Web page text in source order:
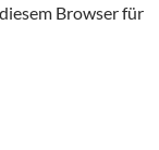
Browser für